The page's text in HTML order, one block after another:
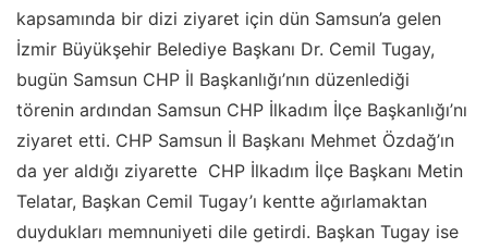
kapsamında bir dizi ziyaret için dün Samsun’a gelen
İzmir Büyükşehir Belediye Başkanı Dr. Cemil Tugay,
bugün Samsun CHP İl Başkanlığı’nın düzenlediği
törenin ardından Samsun CHP İlkadım İlçe Başkanlığı’nı
ziyaret etti. CHP Samsun İl Başkanı Mehmet Özdağ’ın
da yer aldığı ziyarette CHP İlkadım İlçe Başkanı Metin
Telatar, Başkan Cemil Tugay’ı kentte ağırlamaktan
duydukları memnuniyeti dile getirdi. Başkan Tugay ise